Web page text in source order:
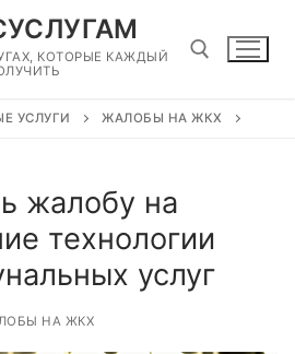
КОТОРЫЕ КАЖДЫЙ
УСЛУГИ ЖАЛОБЫ НА ЖКХ
жалобу на
технологии
услуг
НА ЖКХ